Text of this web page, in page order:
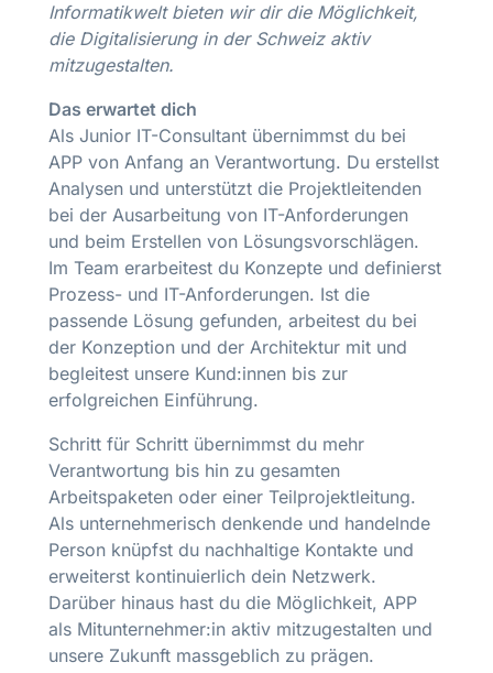
Informatikwelt bieten wir dir die Möglichkeit,
die Digitalisierung in der Schweiz aktiv
mitzugestalten.
Das erwartet dich
Als Junior IT-Consultant übernimmst du bei
APP von Anfang an Verantwortung. Du erstellst
Analysen und unterstützt die Projektleitenden
bei der Ausarbeitung von IT-Anforderungen
und beim Erstellen von Lösungsvorschlägen.
Im Team erarbeitest du Konzepte und definierst
Prozess- und IT-Anforderungen. Ist die
passende Lösung gefunden, arbeitest du bei
der Konzeption und der Architektur mit und
begleitest unsere Kund:innen bis zur
erfolgreichen Einführung.
Schritt für Schritt übernimmst du mehr
Verantwortung bis hin zu gesamten
Arbeitspaketen oder einer Teilprojektleitung.
Als unternehmerisch denkende und handelnde
Person knüpfst du nachhaltige Kontakte und
erweiterst kontinuierlich dein Netzwerk.
Darüber hinaus hast du die Möglichkeit, APP
als Mitunternehmer:in aktiv mitzugestalten und
unsere Zukunft massgeblich zu prägen.